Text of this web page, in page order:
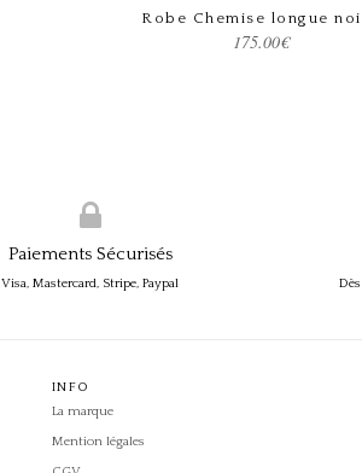
Choix des options
Robe Chemise longue
175.00€
Paiements Sécurisés
Visa, Mastercard, Stripe, Paypal
INFO
La marque
Mention légales